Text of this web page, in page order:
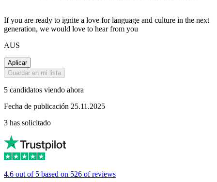
If you are ready to ignite a love for language and culture in the next
generation, we would love to hear from you
AUS
Aplicar
Guardar en mi lista
5 candidatos viendo ahora
Fecha de publicación 25.11.2025
3 has solicitado
4.6 out of 5 based on 526 of reviews